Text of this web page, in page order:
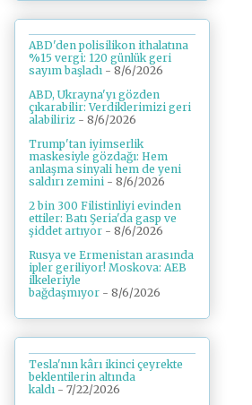
ABD'den polisilikon ithalatına
%15 vergi: 120 günlük geri
sayım başladı - 8/6/2026
ABD, Ukrayna'yı gözden
çıkarabilir: Verdiklerimizi geri
alabiliriz - 8/6/2026
Trump'tan iyimserlik
maskesiyle gözdağı: Hem
anlaşma sinyali hem de yeni
saldırı zemini - 8/6/2026
2 bin 300 Filistinliyi evinden
ettiler: Batı Şeria'da gasp ve
şiddet artıyor - 8/6/2026
Rusya ve Ermenistan arasında
ipler geriliyor! Moskova: AEB
ilkeleriyle
bağdaşmıyor - 8/6/2026
Tesla'nın kârı ikinci çeyrekte
beklentilerin altında
kaldı - 7/22/2026